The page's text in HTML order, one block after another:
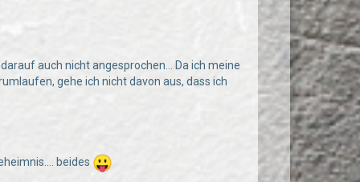
auch nicht angesprochen… Da ich meine
gehe ich nicht davon aus, dass ich
beides